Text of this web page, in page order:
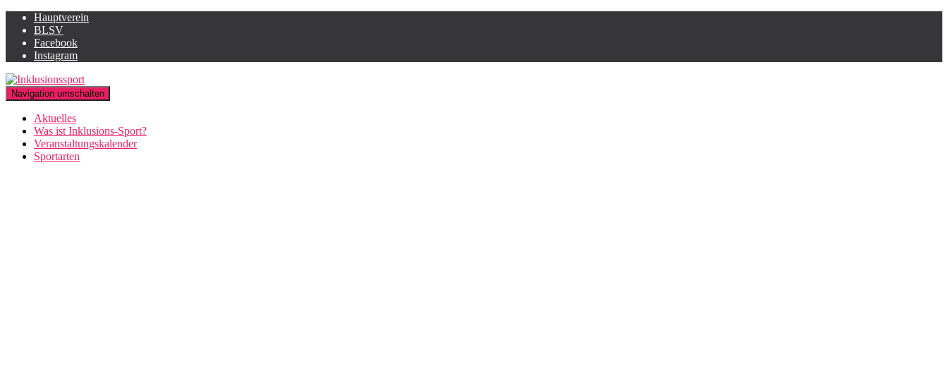
Hauptverein
BLSV
Facebook
Instagram
Navigation umschalten
Aktuelles
Was ist Inklusions-Sport?
Veranstaltungskalender
Sportarten